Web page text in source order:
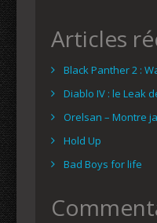
Articles
Black Panther 2 :
Diablo IV : le Leak
Orelsan – Montre
Hold Up
Bad Boys for life